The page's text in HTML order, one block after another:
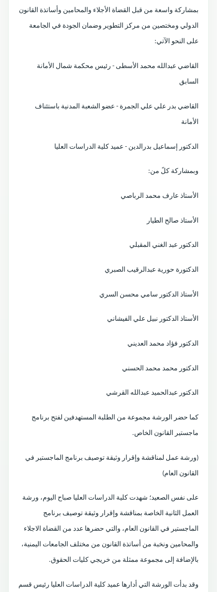
بمشاركة واسعة من قبل القضاة الأجلاء والمحامين وأساتذة القانون
الدولي ومختصين من مركز التطوير وضمان الجودة في الجامعة
على النحو الآتي:
القاضي عبدالله محمد الأسطى - رئيس محكمة شمال الأمانة
السابق
القاضي بدر علي علي الجمرة - عضو الشعبة المدنية باستئناف
الأمانة
الدكتور إسماعيل بدرالدين - عميد كلية الدراسات العليا
وبمشاركة كلً من:
الأستاذ عارف محمد الرباصي
الأستاذ صالح الطيار
الدكتور عبد الغني المقبلي
الدكتورة حورية عبدالرقيب الصبري
الأستاذ الدكتور سامي محسن السري
الأستاذ الدكتور نبيل علي الفيشاني
الدكتور فؤاد محمد العديني
الدكتور محمد محمد الحسني
الدكتور عبدالحميد عبدالله القرشي
كما حضر الورشة مجموعة من الطلبة المستهدفين لفتح برنامج
ماجستير القانون الخاص.
(ورشة عمل لمناقشة وإقرار وثيقة توصيف برنامج الماجستير في
القانون العام)
على نفس الصعيد؛ شهدت كلية الدراسات العليا صباح اليوم، ورشة
العمل الثانية الخاصة بمناقشة وإقرار وثيقة توصيف برنامج
الماجستير في القانون العام، والتي حضرها عدد من القضاة الاجلاء
والمحامين ونخبة من أساتذة القانون من مختلف الجامعات اليمنية،
بالإضافة إلى مجموعة ممثلة من خريجي كليات الحقوق.
وقد بدأت الورشة التي أدارها عميد كلية الدراسات العليا رئيس قسم